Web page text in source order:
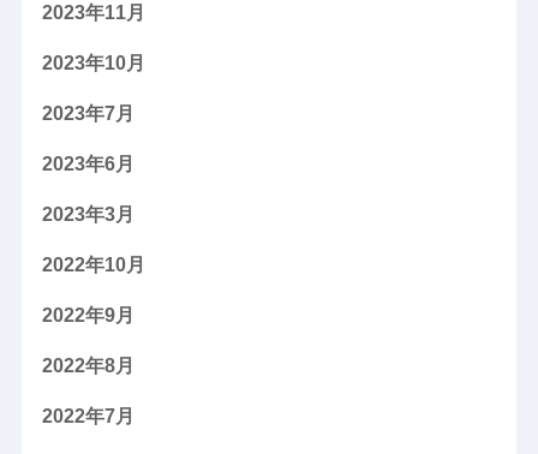
2023年11月
2023年10月
2023年7月
2023年6月
2023年3月
2022年10月
2022年9月
2022年8月
2022年7月